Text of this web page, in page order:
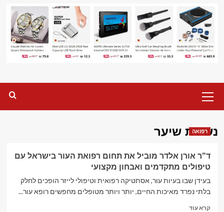
Menu
נשירת שיער
רפואה
ד"ר אורן אלדר מוביל את תחום רפואת העור בישראל עם
טיפולים מתקדמים ואבחון מקצועי
בעידן שבו בעיות עור, אסתטיקה רפואית וטיפולי לייזר הופכים לחלק
בלתי נפרד מאיכות החיים, יותר ויותר מטופלים מחפשים רופא עור...
קרא עודRead